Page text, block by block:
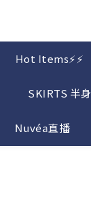
Hot Items⚡⚡
SKIRTS 半
Nuvéa直播